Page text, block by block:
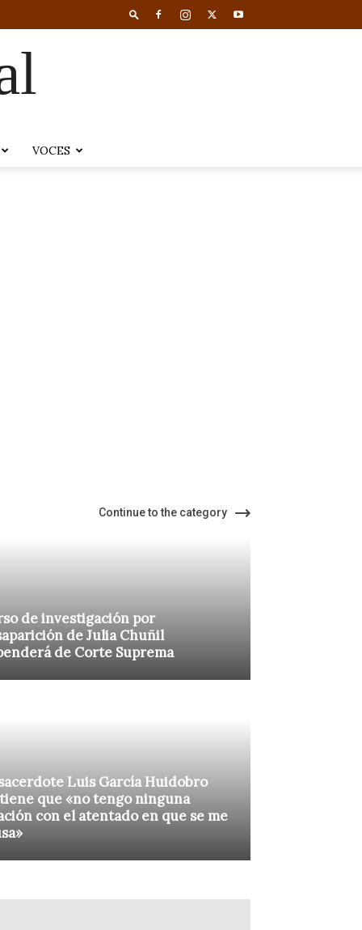
VOCES
Continue to the category
de investigación por
de Julia Chuñil
de Corte Suprema
Luis García Huidobro
que «no tengo ninguna
con el atentado en que se me